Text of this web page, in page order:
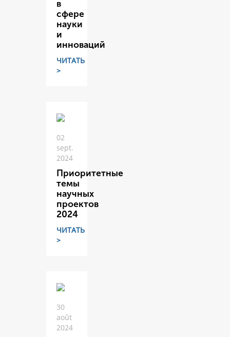
в
сфере
науки
и
инноваций
ЧИТАТЬ
>
02
sept.
2024
Приоритетные
темы
научных
проектов
2024
ЧИТАТЬ
>
30
août
2024